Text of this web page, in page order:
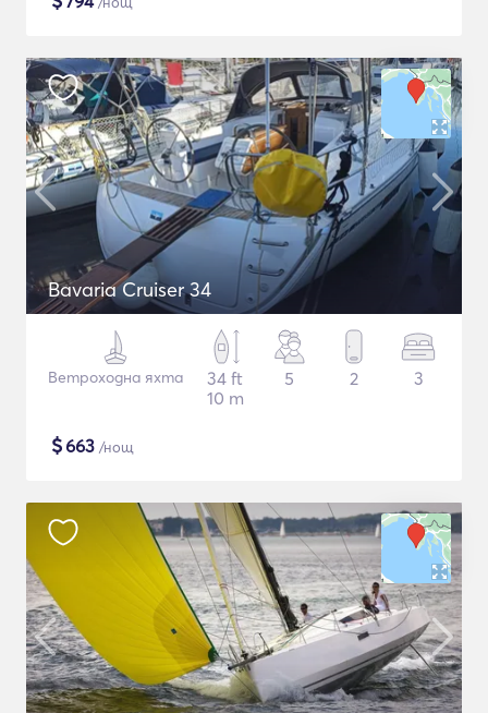
Bavaria Cruiser 34
Ветроходна яхта
34 ft
10 m
5 2 3
$663 /нощ